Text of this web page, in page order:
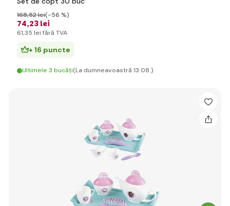
74,23 lei
168,52 lei(-56 %)
61,35 lei fără TVA
+ 16 puncte
Ultimele 3 bucăți(La dumneavoastră 13.08.)